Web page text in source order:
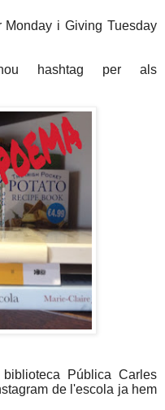
Monday i Giving Tuesday
hashtag per als
Pública Carles
de l'escola ja hem